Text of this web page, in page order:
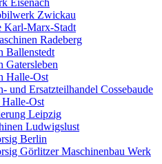
Eisenach
Zwickau
Karl-Marx-Stadt
Radeberg
Ballenstedt
Gatersleben
Halle-Ost
und Ersatzteilhandel Cossebaude
Ost
Leipzig
Ludwigslust
Berlin
Görlitzer Maschinenbau Werk